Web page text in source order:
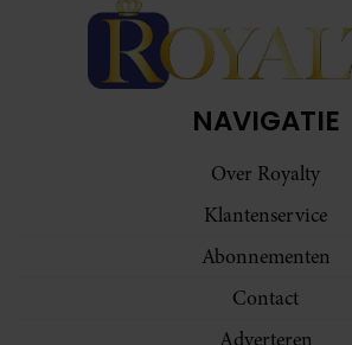
NAVIGATIE
Over Royalty
Klantenservice
Abonnementen
Contact
Adverteren